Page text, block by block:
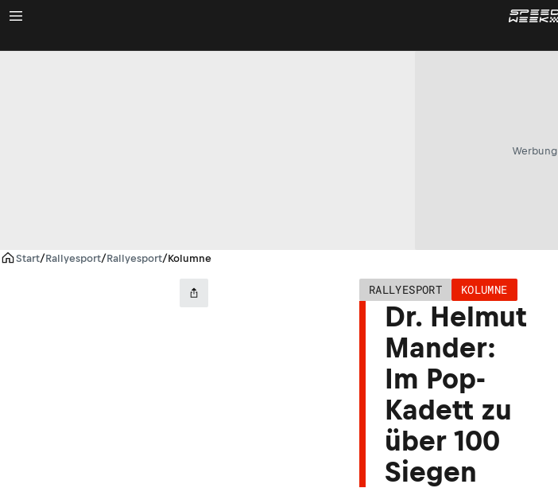
Werbung
Start/Rallyesport/Rallyesport/Kolumne
RALLYESPORT KOLUMNE
Dr. Helmut
Mander:
Im Pop-
Kadett zu
über 100
Siegen